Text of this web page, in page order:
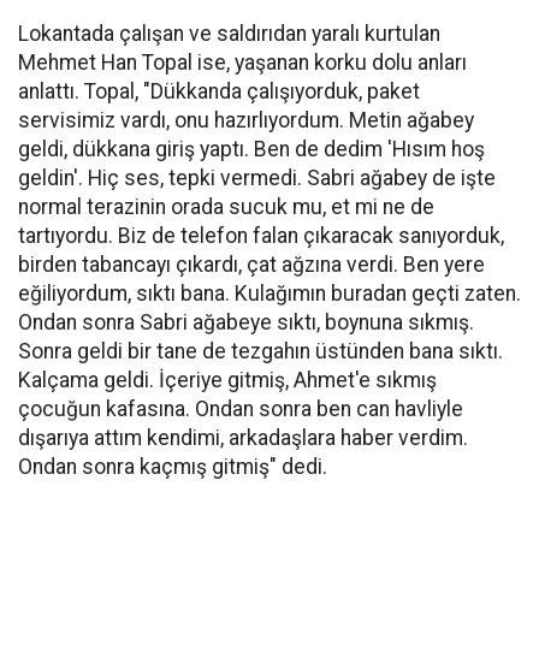
Lokantada çalışan ve saldırıdan yaralı kurtulan
Mehmet Han Topal ise, yaşanan korku dolu anları
anlattı. Topal, "Dükkanda çalışıyorduk, paket
servisimiz vardı, onu hazırlıyordum. Metin ağabey
geldi, dükkana giriş yaptı. Ben de dedim 'Hısım hoş
geldin'. Hiç ses, tepki vermedi. Sabri ağabey de işte
normal terazinin orada sucuk mu, et mi ne de
tartıyordu. Biz de telefon falan çıkaracak sanıyorduk,
birden tabancayı çıkardı, çat ağzına verdi. Ben yere
eğiliyordum, sıktı bana. Kulağımın buradan geçti zaten.
Ondan sonra Sabri ağabeye sıktı, boynuna sıkmış.
Sonra geldi bir tane de tezgahın üstünden bana sıktı.
Kalçama geldi. İçeriye gitmiş, Ahmet'e sıkmış
çocuğun kafasına. Ondan sonra ben can havliyle
dışarıya attım kendimi, arkadaşlara haber verdim.
Ondan sonra kaçmış gitmiş" dedi.